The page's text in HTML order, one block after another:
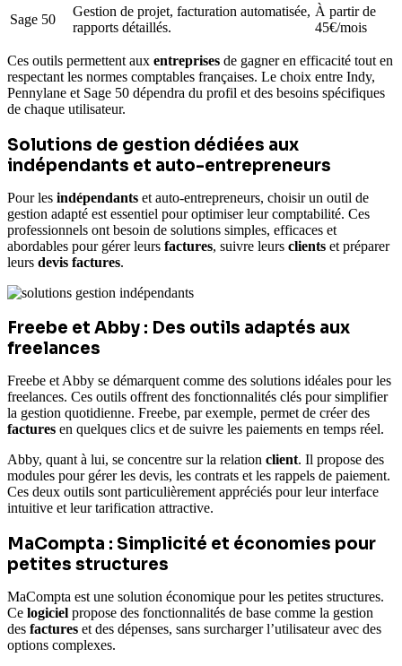
Sage 50
Gestion de projet, facturation automatisée,
rapports détaillés.
À partir de
45€/mois
Ces outils permettent aux entreprises de gagner en efficacité tout en
respectant les normes comptables françaises. Le choix entre Indy,
Pennylane et Sage 50 dépendra du profil et des besoins spécifiques
de chaque utilisateur.
Solutions de gestion dédiées aux
indépendants et auto-entrepreneurs
Pour les indépendants et auto-entrepreneurs, choisir un outil de
gestion adapté est essentiel pour optimiser leur comptabilité. Ces
professionnels ont besoin de solutions simples, efficaces et
abordables pour gérer leurs factures, suivre leurs clients et préparer
leurs devis factures.
Freebe et Abby : Des outils adaptés aux
freelances
Freebe et Abby se démarquent comme des solutions idéales pour les
freelances. Ces outils offrent des fonctionnalités clés pour simplifier
la gestion quotidienne. Freebe, par exemple, permet de créer des
factures en quelques clics et de suivre les paiements en temps réel.
Abby, quant à lui, se concentre sur la relation client. Il propose des
modules pour gérer les devis, les contrats et les rappels de paiement.
Ces deux outils sont particulièrement appréciés pour leur interface
intuitive et leur tarification attractive.
MaCompta : Simplicité et économies pour
petites structures
MaCompta est une solution économique pour les petites structures.
Ce logiciel propose des fonctionnalités de base comme la gestion
des factures et des dépenses, sans surcharger l’utilisateur avec des
options complexes.